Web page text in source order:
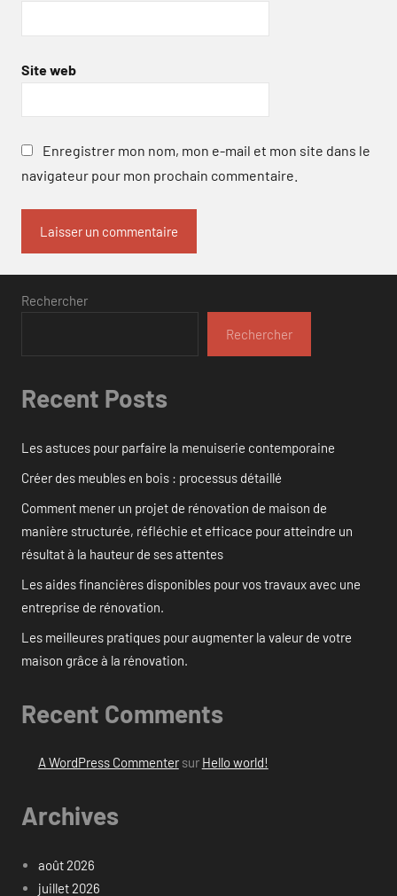
Site web
Enregistrer mon nom, mon e-mail et mon site dans le
navigateur pour mon prochain commentaire.
Rechercher
Rechercher
Recent Posts
Les astuces pour parfaire la menuiserie contemporaine
Créer des meubles en bois : processus détaillé
Comment mener un projet de rénovation de maison de
manière structurée, réfléchie et efficace pour atteindre un
résultat à la hauteur de ses attentes
Les aides financières disponibles pour vos travaux avec une
entreprise de rénovation.
Les meilleures pratiques pour augmenter la valeur de votre
maison grâce à la rénovation.
Recent Comments
A WordPress Commentersur Hello world!
Archives
août 2026
juillet 2026